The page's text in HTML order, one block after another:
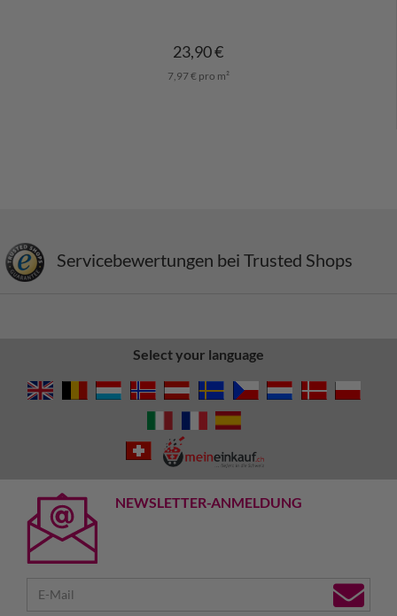
23,90 €
7,97 € pro m²
Servicebewertungen bei Trusted Shops
Select your language
NEWSLETTER-ANMELDUNG